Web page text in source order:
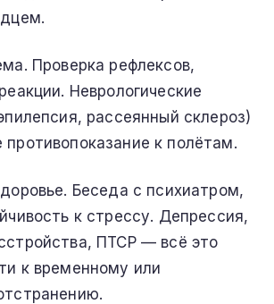
Проверка рефлексов,
Неврологические
рассеянный склероз)
к полётам.
Беседа с психиатром,
к стрессу. Депрессия,
ПТСР — всё это
к временному или